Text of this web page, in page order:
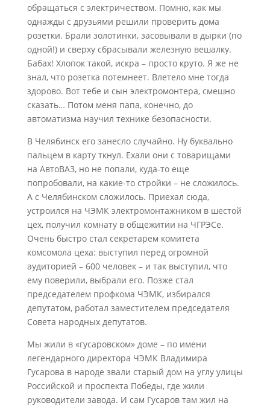
обращаться с электричеством. Помню, как мы
однажды с друзьями решили проверить дома
розетки. Брали золотинки, засовывали в дырки (по
одной!) и сверху сбрасывали железную вешалку.
Бабах! Хлопок такой, искра – просто круто. Я же не
знал, что розетка потемнеет. Влетело мне тогда
здорово. Вот тебе и сын электромонтера, смешно
сказать… Потом меня папа, конечно, до
автоматизма научил технике безопасности.
В Челябинск его занесло случайно. Ну буквально
пальцем в карту ткнул. Ехали они с товарищами
на АвтоВАЗ, но не попали, куда-то еще
попробовали, на какие-то стройки – не сложилось.
А с Челябинском сложилось. Приехал сюда,
устроился на ЧЭМК электромонтажником в шестой
цех, получил комнату в общежитии на ЧГРЭСе.
Очень быстро стал секретарем комитета
комсомола цеха: выступил перед огромной
аудиторией – 600 человек – и так выступил, что
ему поверили, выбрали его. Позже стал
председателем профкома ЧЭМК, избирался
депутатом, работал заместителем председателя
Совета народных депутатов.
Мы жили в «гусаровском» доме – по имени
легендарного директора ЧЭМК Владимира
Гусарова в народе звали старый дом на углу улицы
Российской и проспекта Победы, где жили
руководители завода. И сам Гусаров там жил на